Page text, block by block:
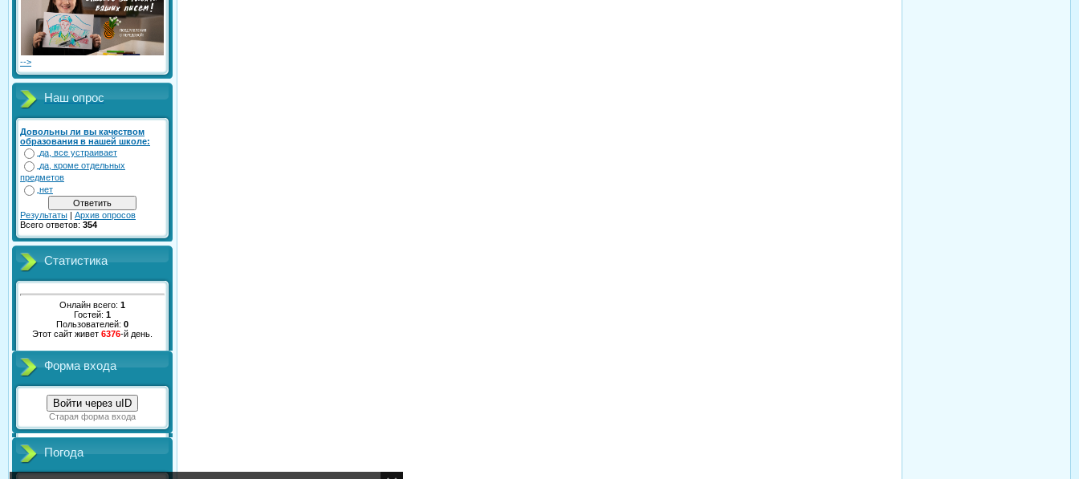
-->
Наш опрос
Довольны ли вы качеством
образования в нашей школе:
да, все устраивает
да, кроме отдельных
предметов
нет
Результаты | Архив опросов
Всего ответов: 354
Статистика
Онлайн всего: 1
Гостей: 1
Пользователей: 0
Этот сайт живет 6376-й день.
Форма входа
Войти через uID
Старая форма входа
Погода